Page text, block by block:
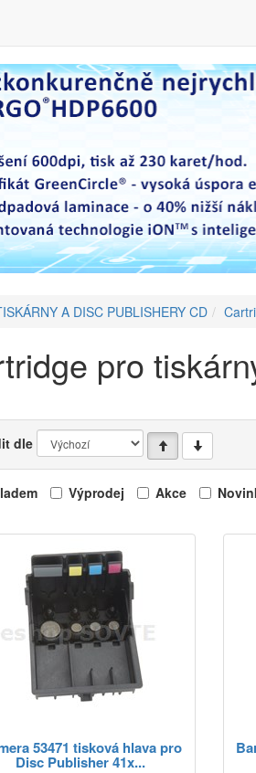
A DISC PUBLISHERY CD
pro
dle
Výprodej Akce
53471 tisková hlava pro
Disc Publisher 41x...